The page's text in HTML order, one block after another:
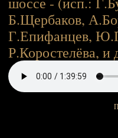
Б.Щербаков,
Г.Епифанцев,
Р.Коростелёва, и